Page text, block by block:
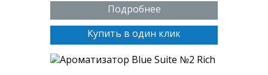
Подробнее
Купить в один клик